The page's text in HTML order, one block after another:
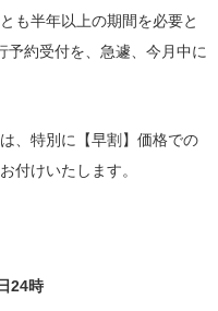
も半年以上の期間を必要と
予約受付を、急遽、今月中に
、特別に【早割】価格での
付けいたします。
24時